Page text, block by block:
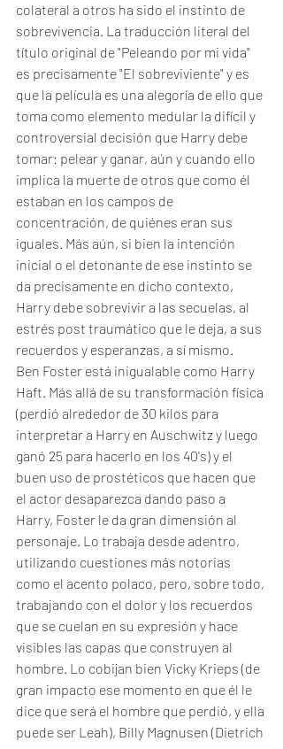
colateral a otros ha sido el instinto de
sobrevivencia. La traducción literal del
título original de "Peleando por mi vida"
es precisamente "El sobreviviente" y es
que la película es una alegoría de ello que
toma como elemento medular la difícil y
controversial decisión que Harry debe
tomar: pelear y ganar, aún y cuando ello
implica la muerte de otros que como él
estaban en los campos de
concentración, de quiénes eran sus
iguales. Más aún, si bien la intención
inicial o el detonante de ese instinto se
da precisamente en dicho contexto,
Harry debe sobrevivir a las secuelas, al
estrés post traumático que le deja, a sus
recuerdos y esperanzas, a sí mismo.
Ben Foster está inigualable como Harry
Haft. Más allá de su transformación física
(perdió alrededor de 30 kilos para
interpretar a Harry en Auschwitz y luego
ganó 25 para hacerlo en los 40's) y el
buen uso de prostéticos que hacen que
el actor desaparezca dando paso a
Harry, Foster le da gran dimensión al
personaje. Lo trabaja desde adentro,
utilizando cuestiones más notorias
como el acento polaco, pero, sobre todo,
trabajando con el dolor y los recuerdos
que se cuelan en su expresión y hace
visibles las capas que construyen al
hombre. Lo cobijan bien Vicky Krieps (de
gran impacto ese momento en que él le
dice que será el hombre que perdió, y ella
puede ser Leah), Billy Magnusen (Dietrich